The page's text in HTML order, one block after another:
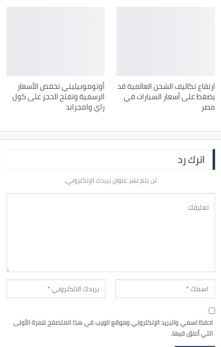
ارتفاع تكاليف الشحن العالمية قد
يضغط على أسعار السيارات في
مصر
أوتوموبيليتي تخفض الأسعار
الرسمية وتفتح الحجز على كول
راي وامجراند
اترك رد
لن يتم نشر عنوان بريدك الإلكتروني.
احفظ اسمي والبريد الإلكتروني وموقع الويب في هذا المتصفح للمرة الأولى
التي أعلق فيها.